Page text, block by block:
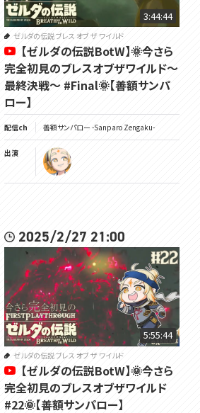
3:44:44
ゼルダの伝説 ブレス オブ ザ ワイルド
【ゼルダの伝説BotW】🌞今さら
完全初見のブレスオブザワイルド～
最終決戦～ #Final🌞【善額サンパ
ロー】
配信ch 善額サンパロー -Sanparo Zengaku-
出演
2025/2/27 21:00
5:55:44
ゼルダの伝説 ブレス オブ ザ ワイルド
【ゼルダの伝説BotW】🌞今さら
完全初見のブレスオブザワイルド
#22🌞【善額サンパロー】